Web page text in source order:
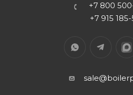
+7 800
+7 915